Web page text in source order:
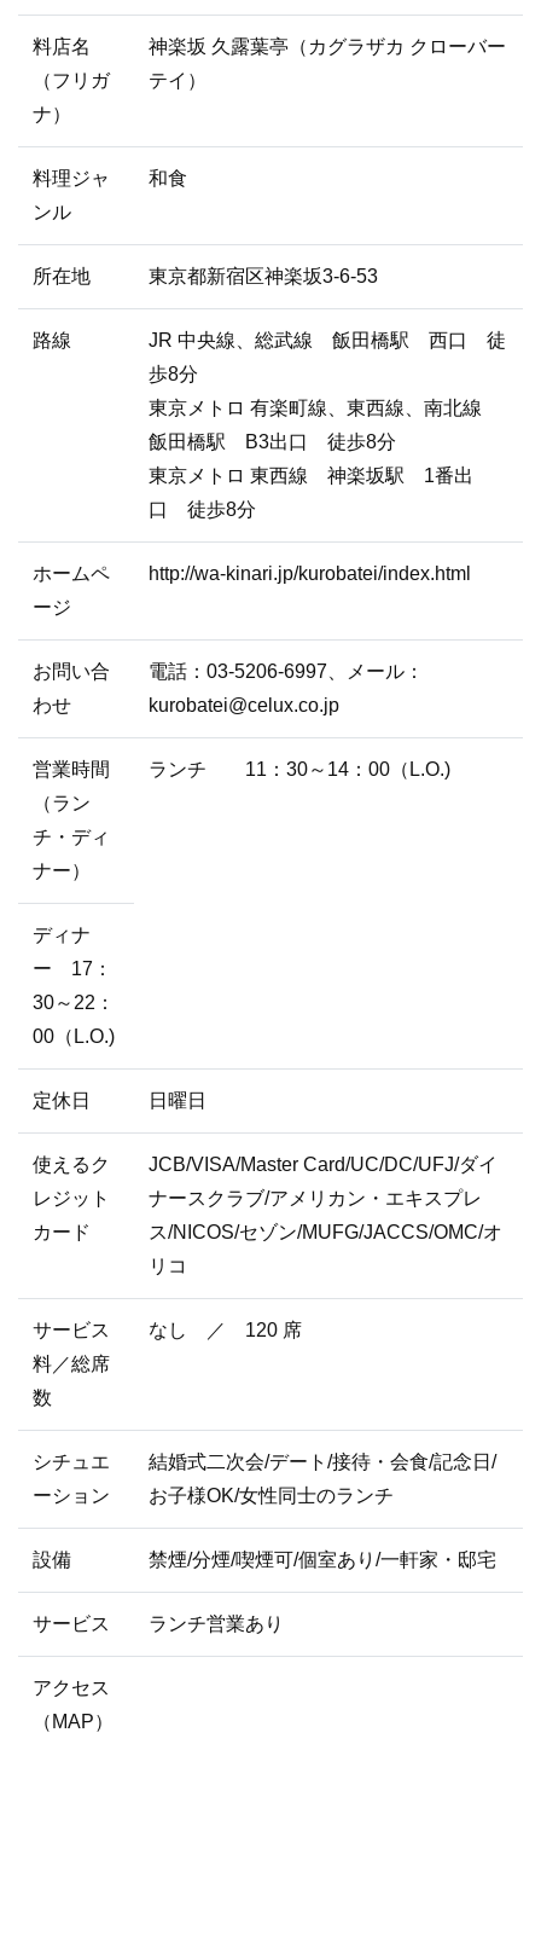
料店名
（フリガ
ナ）
神楽坂 久露葉亭（カグラザカ クローバー
テイ）
料理ジャ
ンル
和食
所在地 東京都新宿区神楽坂3-6-53
路線
JR 中央線、総武線 飯田橋駅 西口 徒
歩8分
東京メトロ 有楽町線、東西線、南北線
飯田橋駅 B3出口 徒歩8分
東京メトロ 東西線 神楽坂駅 1番出
口 徒歩8分
ホームペ
ージ
http://wa-kinari.jp/kurobatei/index.html
お問い合
わせ
電話：03-5206-6997、メール：
kurobatei@celux.co.jp
営業時間
（ラン
チ・ディ
ナー）
ランチ 11：30～14：00（L.O.)
ディナ
ー 17：
30～22：
00（L.O.)
定休日 日曜日
使えるク
レジット
カード
JCB/VISA/Master Card/UC/DC/UFJ/ダイ
ナースクラブ/アメリカン・エキスプレ
ス/NICOS/セゾン/MUFG/JACCS/OMC/オ
リコ
サービス
料／総席
数
なし ／ 120 席
シチュエ
ーション
結婚式二次会/デート/接待・会食/記念日/
お子様OK/女性同士のランチ
設備 禁煙/分煙/喫煙可/個室あり/一軒家・邸宅
サービス ランチ営業あり
アクセス
（MAP）